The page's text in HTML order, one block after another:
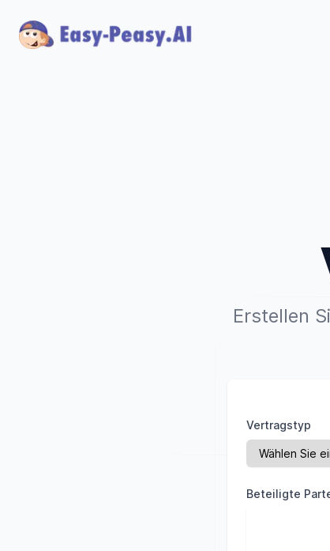
Erstellen
Vertragstyp
Beteiligte